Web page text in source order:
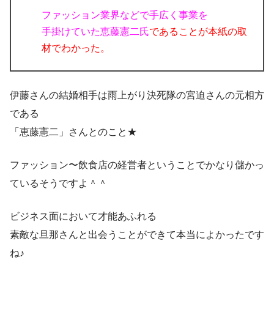
ファッション業界などで手広く事業を
手掛けていた恵藤憲二氏であることが本紙の取
材でわかった。
伊藤さんの結婚相手は雨上がり決死隊の宮迫さんの元相方
である
「恵藤憲二」さんとのこと★
ファッション〜飲食店の経営者ということでかなり儲かっ
ているそうですよ＾＾
ビジネス面において才能あふれる
素敵な旦那さんと出会うことができて本当によかったです
ね♪